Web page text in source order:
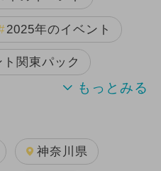
2025年のイベント
関東パック
キャラクター
神奈川県